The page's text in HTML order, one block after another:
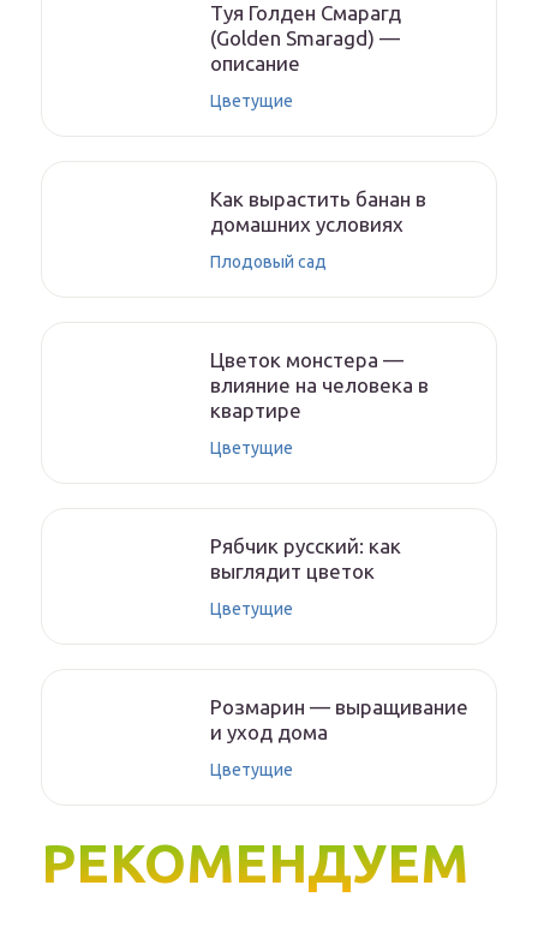
Туя Голден Смарагд
(Golden Smaragd) —
описание
Цветущие
Как вырастить банан в
домашних условиях
Плодовый сад
Цветок монстера —
влияние на человека в
квартире
Цветущие
Рябчик русский: как
выглядит цветок
Цветущие
Розмарин — выращивание
и уход дома
Цветущие
РЕКОМЕНДУЕМ